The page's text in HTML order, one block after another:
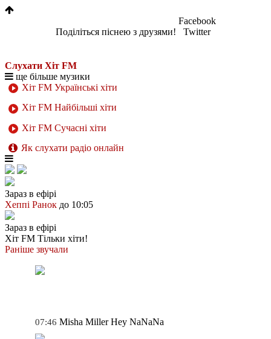
Поділіться піснею з друзями!
Facebook
Twitter
Слухати Хіт FM
ще більше музики
Хіт FM Українські хіти
Хіт FM Найбільші хіти
Хіт FM Сучасні хіти
Як слухати радіо онлайн
Зараз в ефірі
Хеппі Ранок до 10:05
Зараз в ефірі
Хіт FM Тільки хіти!
Раніше звучали
07:46 Misha Miller Hey NaNaNa